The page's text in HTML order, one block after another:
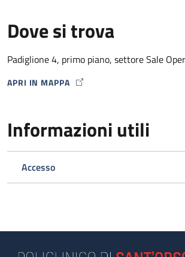
Dove si trova
Padiglione 4, primo piano, settore Sale
APRI IN MAPPA
MAP ICON
Informazioni utili
Accesso